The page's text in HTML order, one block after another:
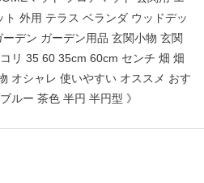
外用 テラス ベランダ ウッドデッ
デン ガーデン用品 玄関小物 玄関
リ 35 60 35cm 60cm センチ 畑 畑
オシャレ 使いやすい オススメ おす
ルー 茶色 半円 半円型 》